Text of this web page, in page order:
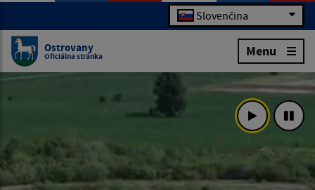
Slovenčina
Ostrovany
Oficiálna stránka Menu